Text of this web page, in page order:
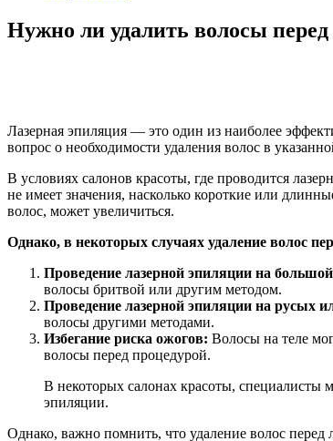
Нужно ли удалить волосы
Лазерная эпиляция — это один из наиболее
вопрос о необходимости удаления волос в
В условиях салонов красоты, где проводится
не имеет значения, насколько короткие или
волос, может увеличиться.
Однако, в некоторых случаях удаление волос
Проведение лазерной эпиляции на
волосы бритвой или другим методом.
Проведение лазерной эпиляции на русых
волосы другими методами.
Избегание риска ожогов: Волосы на теле
волосы перед процедурой.
В некоторых салонах красоты, специалисты
эпиляции.
Однако, важно помнить, что удаление волос